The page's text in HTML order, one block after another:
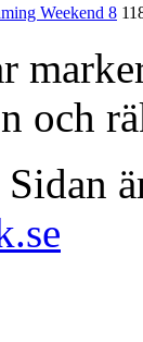
Weekend 8
och
Sidan